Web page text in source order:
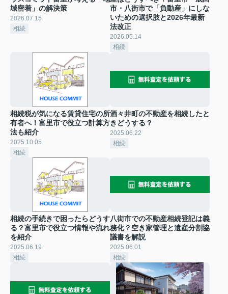
域密着」の解決策
2026.07.15
相続
市・八街市で「負動産」にしな
いための選択肢と2026年最新
法改正
2026.05.14
相続
相続税が気になる賃貸住宅の所
有者へ！富里市で役立つ計算方
法も紹介
2025.10.05
相続
酒々井町の不動産を相続したと
きどうする？
2025.06.22
相続
相続の手続きで困ったらどうす
る？富里市で役立つ情報や流れ
を紹介
2025.06.19
相続
八街市での不動産相続登記は義
務化？空き家管理と遺産分割協
議書を解説
2025.06.01
相続